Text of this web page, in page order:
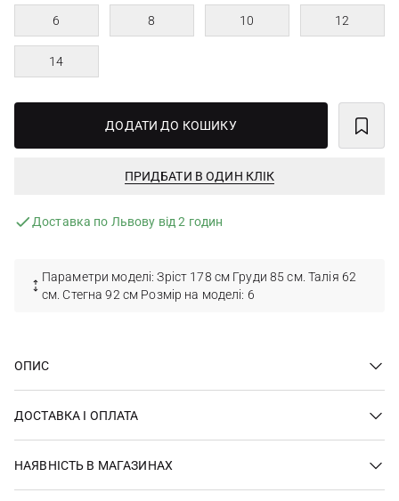
6 8 10 12
14
ДОДАТИ ДО КОШИКУ
ПРИДБАТИ В ОДИН КЛІК
Доставка по Львову від 2 годин
Параметри моделі: Зріст 178 см Груди 85 см. Талія 62
см. Стегна 92 см Розмір на моделі: 6
ОПИС
ДОСТАВКА І ОПЛАТА
НАЯВНІСТЬ В МАГАЗИНАХ